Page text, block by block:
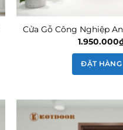
Cửa Gỗ Công Nghiệp
1.950.000
ĐẶT HÀNG